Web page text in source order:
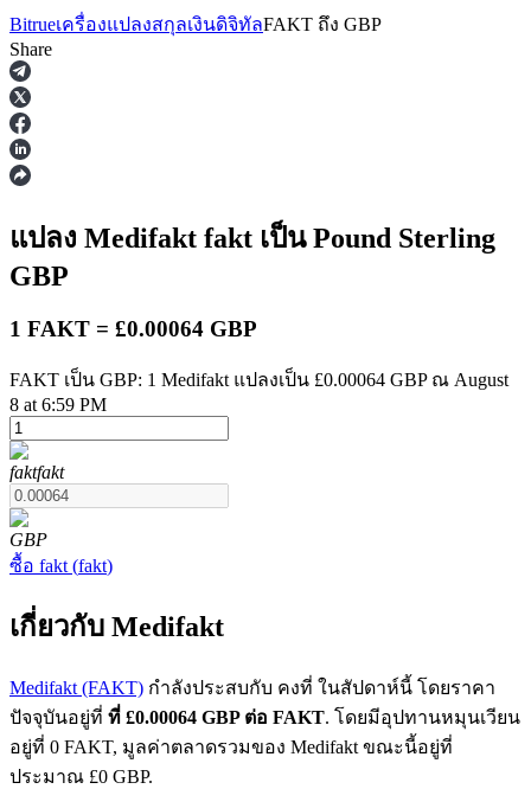
ฟิวเจอร์ส
ฟิวเจอร์สที่ใช้ USDT เป็นหลักประกัน
ฟิวเจอร์ส COIN-M
ฟิวเจอร์สสกุลเงินดิจิทัล
Bitrueเครื่องแปลงสกุลเงินดิจิทัลFAKT ถึง GBP
Share
แปลง Medifakt fakt เป็น Pound Sterling
GBP
1 FAKT = £0.00064 GBP
FAKT เป็น GBP: 1 Medifakt แปลงเป็น £0.00064 GBP ณ August
8 at 6:59 PM
faktfakt
GBP
ซื้อ fakt (fakt)
เกี่ยวกับ Medifakt
Medifakt (FAKT) กำลังประสบกับ คงที่ ในสัปดาห์นี้ โดยราคา
ปัจจุบันอยู่ที่ ที่ £0.00064 GBP ต่อ FAKT. โดยมีอุปทานหมุนเวียน
อยู่ที่ 0 FAKT, มูลค่าตลาดรวมของ Medifakt ขณะนี้อยู่ที่
ประมาณ £0 GBP.